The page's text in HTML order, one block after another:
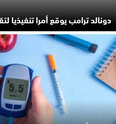
دونالد ترامب يوقع أمرا تنفيذيا